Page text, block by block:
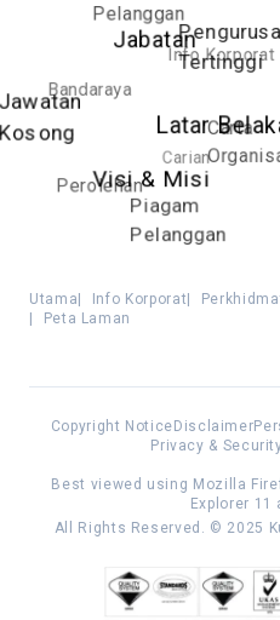
Latar
Visi & Misi
Piagam
Pelanggan
Carta
Tertinggi
Jabatan
Jawatan
Kosong
Perolehan
Carian
Info Korporat
Pelanggan
Bandaraya
Utama Info Korporat
Peta Laman
Copyright Notice Disclaimer
Privacy &
Best viewed using Mozilla
Explorer 11
All Rights Reserved. © 2025